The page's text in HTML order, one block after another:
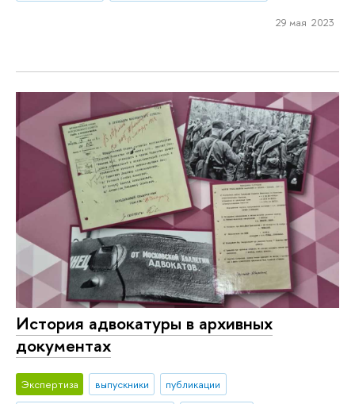
29 мая 2023
История адвокатуры в архивных
документах
Экспертиза выпускники
публикации